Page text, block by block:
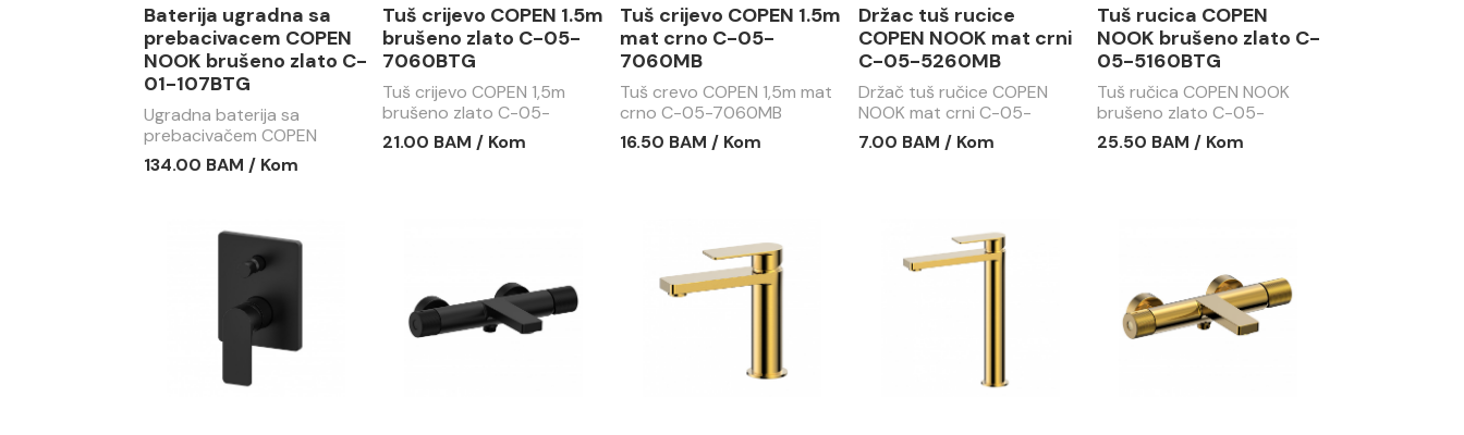
Baterija ugradna sa
prebacivacem COPEN
NOOK brušeno zlato C-
01-107BTG
Ugradna baterija sa
prebacivačem COPEN
NOOK brušeno zlato C-01-
107BTG
134.00 BAM / Kom
Tuš crijevo COPEN 1.5m
brušeno zlato C-05-
7060BTG
Tuš crijevo COPEN 1,5m
brušeno zlato C-05-
7060BTG
21.00 BAM / Kom
Tuš crijevo COPEN 1.5m
mat crno C-05-
7060MB
Tuš crevo COPEN 1,5m mat
crno C-05-7060MB
16.50 BAM / Kom
Držac tuš rucice
COPEN NOOK mat crni
C-05-5260MB
Držač tuš ručice COPEN
NOOK mat crni C-05-
5260MB
7.00 BAM / Kom
Tuš rucica COPEN
NOOK brušeno zlato C-
05-5160BTG
Tuš ručica COPEN NOOK
brušeno zlato C-05-
5160BTG
25.50 BAM / Kom